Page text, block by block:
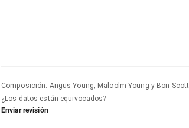
Composición: Angus Young, Malcolm Young y Bon Scott
¿Los datos están equivocados?
Enviar revisión